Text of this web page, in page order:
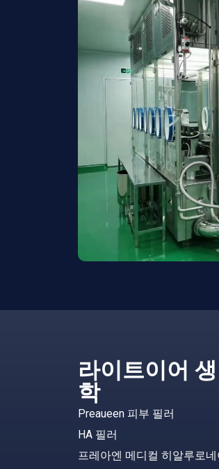
라이트이어
학
Preaueen 피부 필러
HA 필러
프레아엔 메디컬 히알루로네